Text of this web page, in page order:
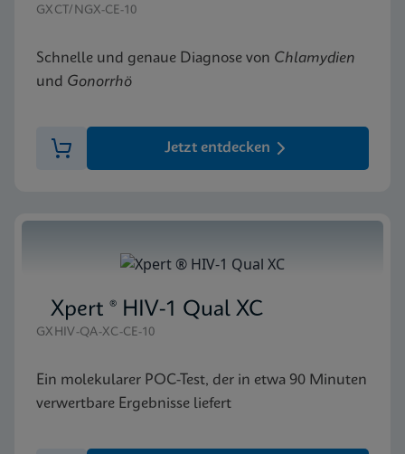
GXCT/NGX-CE-10
Schnelle und genaue Diagnose von Chlamydien
und Gonorrhö
Jetzt entdecken
Xpert ® HIV-1 Qual XC
GXHIV-QA-XC-CE-10
Ein molekularer POC-Test, der in etwa 90 Minuten
verwertbare Ergebnisse liefert